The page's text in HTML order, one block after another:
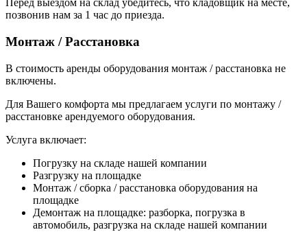
Перед выездом на склад убедитесь, что кладовщик на месте,
позвонив нам за 1 час до приезда.
Монтаж / Расстановка
В стоимость аренды оборудования монтаж / расстановка не
включены.
Для Вашего комфорта мы предлагаем услуги по монтажу /
расстановке арендуемого оборудования.
Услуга включает:
Погрузку на складе нашей компании
Разгрузку на площадке
Монтаж / сборка / расстановка оборудования на
площадке
Демонтаж на площадке: разборка, погрузка в
автомобиль, разгрузка на складе нашей компании